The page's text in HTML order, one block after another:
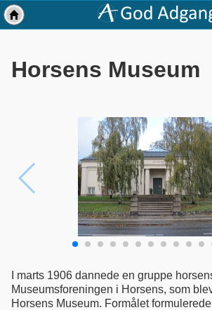
Horsens Museum
I marts 1906 dannede en gruppe
Museumsforeningen i Horsens, som
Horsens Museum. Formålet